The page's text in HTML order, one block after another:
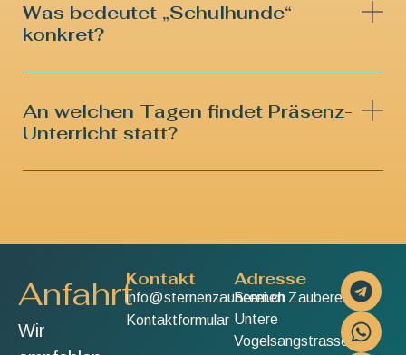
Was bedeutet „Schulhunde“
konkret?
An welchen Tagen findet Präsenz-
Unterricht statt?
Anfahrt
Wir
Kontakt
info@sternenzauberei.ch
Kontaktformular
Adresse
Sternen Zauberei
Untere
Vogelsangstrasse